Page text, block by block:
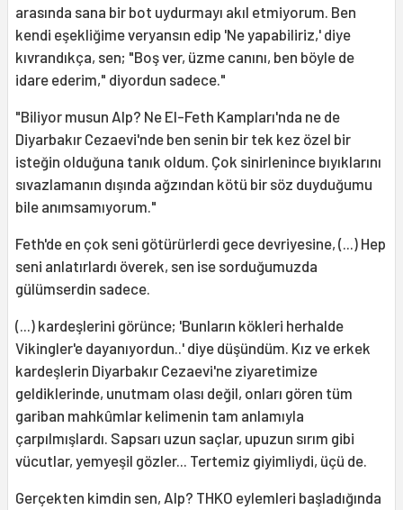
arasında sana bir bot uydurmayı akıl etmiyorum. Ben
kendi eşekliğime veryansın edip 'Ne yapabiliriz,' diye
kıvrandıkça, sen; "Boş ver, üzme canını, ben böyle de
idare ederim," diyordun sadece."
"Biliyor musun Alp? Ne El-Feth Kampları'nda ne de
Diyarbakır Cezaevi'nde ben senin bir tek kez özel bir
isteğin olduğuna tanık oldum. Çok sinirlenince bıyıklarını
sıvazlamanın dışında ağzından kötü bir söz duyduğumu
bile anımsamıyorum."
Feth'de en çok seni götürürlerdi gece devriyesine, (...) Hep
seni anlatırlardı överek, sen ise sorduğumuzda
gülümserdin sadece.
(...) kardeşlerini görünce; 'Bunların kökleri herhalde
Vikingler'e dayanıyordun..' diye düşündüm. Kız ve erkek
kardeşlerin Diyarbakır Cezaevi'ne ziyaretimize
geldiklerinde, unutmam olası değil, onları gören tüm
gariban mahkûmlar kelimenin tam anlamıyla
çarpılmışlardı. Sapsarı uzun saçlar, upuzun sırım gibi
vücutlar, yemyeşil gözler... Tertemiz giyimliydi, üçü de.
Gerçekten kimdin sen, Alp? THKO eylemleri başladığında